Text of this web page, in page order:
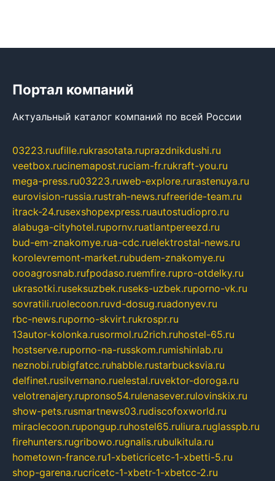
Портал компаний
Актуальный каталог компаний по всей России
03223.ruufille.rukrasotata.ruprazdnikdushi.ru
veetbox.rucinemapost.ruciam-fr.rukraft-you.ru
mega-press.ru03223.ruweb-explore.rurastenuya.ru
eurovision-russia.rustrah-news.rufreeride-team.ru
itrack-24.rusexshopexpress.ruautostudiopro.ru
alabuga-cityhotel.rupornv.ruatlantpereezd.ru
bud-em-znakomye.rua-cdc.ruelektrostal-news.ru
korolevremont-market.rubudem-znakomye.ru
oooagrosnab.rufpodaso.ruemfire.rupro-otdelky.ru
ukrasotki.ruseksuzbek.ruseks-uzbek.ruporno-vk.ru
sovratili.ruolecoon.ruvd-dosug.ruadonyev.ru
rbc-news.ruporno-skvirt.rukrospr.ru
13autor-kolonka.rusormol.ru2rich.ruhostel-65.ru
hostserve.ruporno-na-russkom.rumishinlab.ru
neznobi.rubigfatcc.ruhabble.rustarbucksvia.ru
delfinet.rusilvernano.ruelestal.ruvektor-doroga.ru
velotrenajery.rupronso54.rulenasever.rulovinskix.ru
show-pets.rusmartnews03.rudiscofoxworld.ru
miraclecoon.rupongup.ruhostel65.ruliura.ruglasspb.ru
firehunters.rugribowo.rugnalis.rubulkitula.ru
hometown-france.ru1-xbeticricetc-1-xbetti-5.ru
shop-garena.rucricetc-1-xbetr-1-xbetcc-2.ru